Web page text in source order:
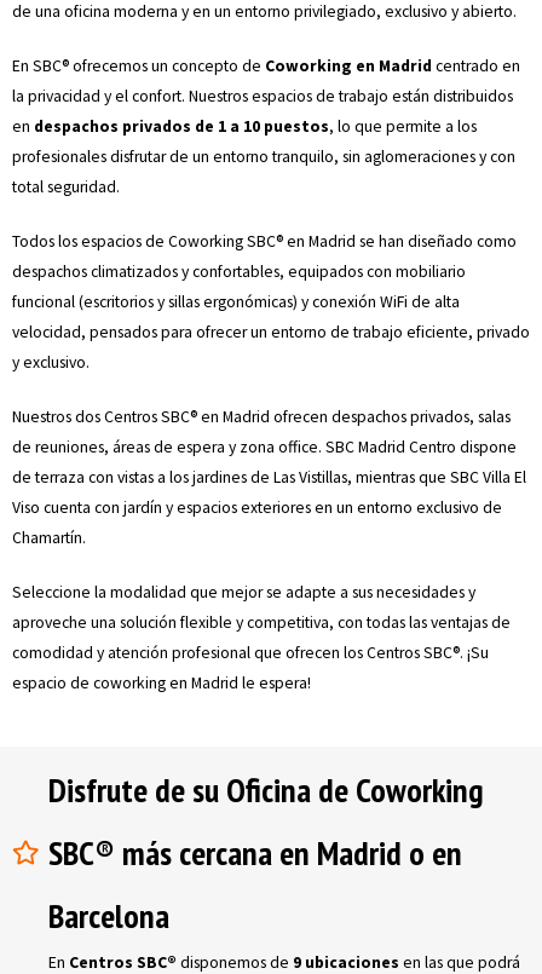
de una oficina moderna y en un entorno privilegiado, exclusivo y abierto.
En SBC® ofrecemos un concepto de Coworking en Madrid centrado en
la privacidad y el confort. Nuestros espacios de trabajo están distribuidos
en despachos privados de 1 a 10 puestos, lo que permite a los
profesionales disfrutar de un entorno tranquilo, sin aglomeraciones y con
total seguridad.
Todos los espacios de Coworking SBC® en Madrid se han diseñado como
despachos climatizados y confortables, equipados con mobiliario
funcional (escritorios y sillas ergonómicas) y conexión WiFi de alta
velocidad, pensados para ofrecer un entorno de trabajo eficiente, privado
y exclusivo.
Nuestros dos Centros SBC® en Madrid ofrecen despachos privados, salas
de reuniones, áreas de espera y zona office. SBC Madrid Centro dispone
de terraza con vistas a los jardines de Las Vistillas, mientras que SBC Villa El
Viso cuenta con jardín y espacios exteriores en un entorno exclusivo de
Chamartín.
Seleccione la modalidad que mejor se adapte a sus necesidades y
aproveche una solución flexible y competitiva, con todas las ventajas de
comodidad y atención profesional que ofrecen los Centros SBC®. ¡Su
espacio de coworking en Madrid le espera!
Disfrute de su Oficina de Coworking
SBC® más cercana en Madrid o en
Barcelona
En Centros SBC® disponemos de 9 ubicaciones en las que podrá